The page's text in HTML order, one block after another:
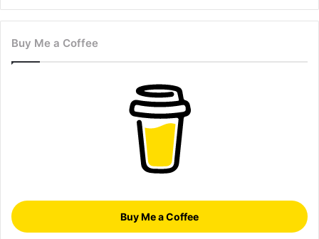
Buy Me a Coffee
Buy Me a Coffee